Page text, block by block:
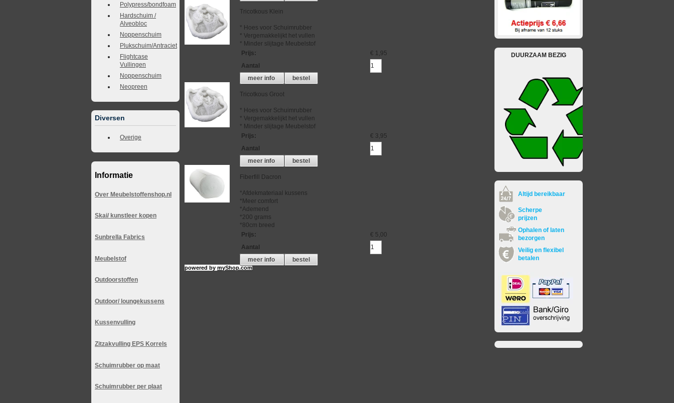
Polypress/bondfoam
Hardschuim /
Alveobloc
Noppenschuim
Plukschuim/Antraciet
Flightcase
Vullingen
Noppenschuim
Neopreen
Diversen
Overige
Informatie
Over Meubelstoffenshop.nl
Skai/ kunstleer kopen
Sunbrella Fabrics
Meubelstof
Outdoorstoffen
Outdoor/ loungekussens
Kussenvulling
Zitzakvulling EPS Korrels
Schuimrubber op maat
Schuimrubber per plaat
Tricotkous Klein
* Hoes voor Schuimrubber
* Vergemakkelijkt het vullen
* Minder slijtage Meubelstof
Prijs:
€ 1,95
Aantal
meer info
bestel
Tricotkous Groot
* Hoes voor Schuimrubber
* Vergemakkelijkt het vullen
* Minder slijtage Meubelstof
Prijs:
€ 3,95
Aantal
meer info
bestel
Fiberfill Dacron
*Afdekmateriaal kussens
*Meer comfort
*Ademend
*200 grams
*80cm breed
Prijs:
€ 5,00
Aantal
meer info
bestel
powered bymyShop.com
DUURZAAM BEZIG
Altijd bereikbaar
Scherpe
prijzen
Ophalen of laten
bezorgen
Veilig en flexibel
betalen